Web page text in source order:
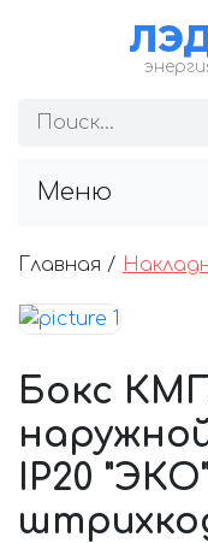
Меню
Главная /
Бокс
IP20